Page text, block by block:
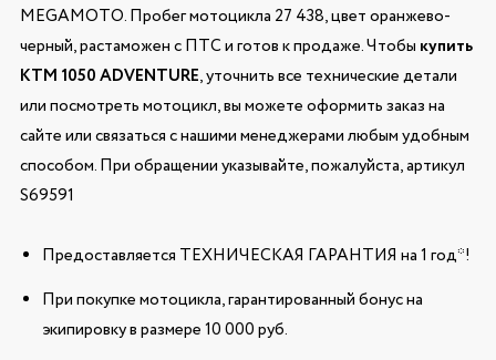
MEGAMOTO. Пробег мотоцикла 27 438, цвет оранжево-
черный, растаможен с ПТС и готов к продаже. Чтобы купить
KTM 1050 ADVENTURE, уточнить все технические детали
или посмотреть мотоцикл, вы можете оформить заказ на
сайте или связаться с нашими менеджерами любым удобным
способом. При обращении указывайте, пожалуйста, артикул
S69591
Предоставляется ТЕХНИЧЕСКАЯ ГАРАНТИЯ на 1 год*!
При покупке мотоцикла, гарантированный бонус на
экипировку в размере 10 000 руб.